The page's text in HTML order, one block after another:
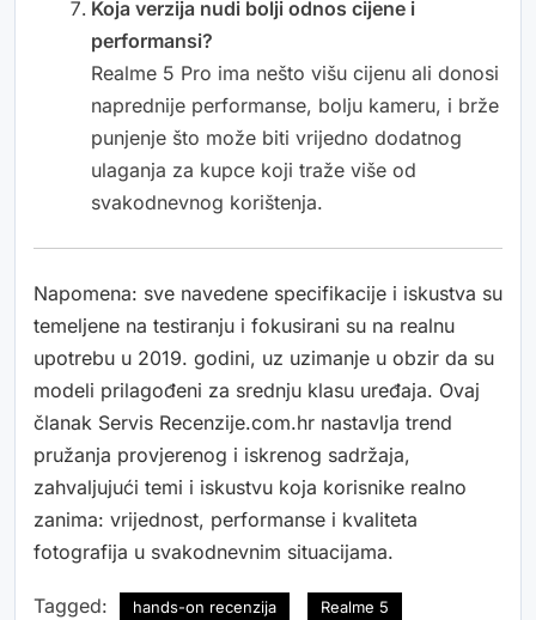
Koja verzija nudi bolji odnos cijene i
performansi?
Realme 5 Pro ima nešto višu cijenu ali donosi
naprednije performanse, bolju kameru, i brže
punjenje što može biti vrijedno dodatnog
ulaganja za kupce koji traže više od
svakodnevnog korištenja.
Napomena: sve navedene specifikacije i iskustva su
temeljene na testiranju i fokusirani su na realnu
upotrebu u 2019. godini, uz uzimanje u obzir da su
modeli prilagođeni za srednju klasu uređaja. Ovaj
članak Servis Recenzije.com.hr nastavlja trend
pružanja provjerenog i iskrenog sadržaja,
zahvaljujući temi i iskustvu koja korisnike realno
zanima: vrijednost, performanse i kvaliteta
fotografija u svakodnevnim situacijama.
Tagged: hands-on recenzija Realme 5